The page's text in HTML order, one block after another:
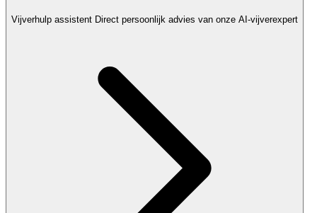
Vijverhulp assistent Direct persoonlijk advies van onze AI-vijverexpert